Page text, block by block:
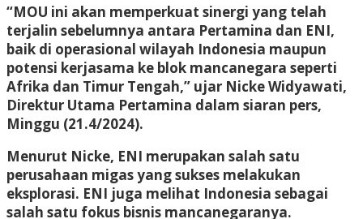
“MOU ini akan memperkuat sinergi yang telah
terjalin sebelumnya antara Pertamina dan ENI,
baik di operasional wilayah Indonesia maupun
potensi kerjasama ke blok mancanegara seperti
Afrika dan Timur Tengah,” ujar Nicke Widyawati,
Direktur Utama Pertamina dalam siaran pers,
Minggu (21.4/2024).
Menurut Nicke, ENI merupakan salah satu
perusahaan migas yang sukses melakukan
eksplorasi. ENI juga melihat Indonesia sebagai
salah satu fokus bisnis mancanegaranya.